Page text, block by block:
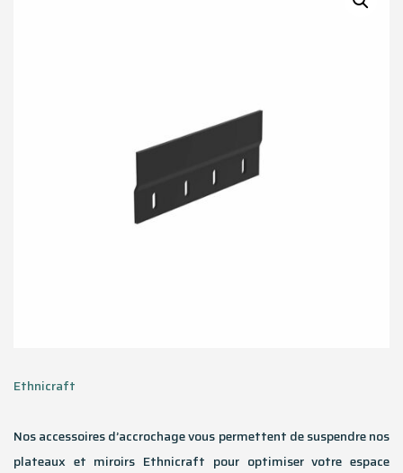
Ethnicraft
Nos accessoires d’accrochage vous permettent de suspendre nos
plateaux et miroirs Ethnicraft pour optimiser votre espace